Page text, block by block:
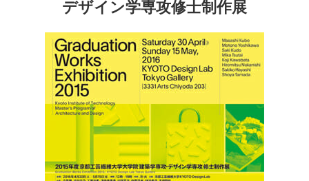
COLUMN
デザイン学専攻修士制作展